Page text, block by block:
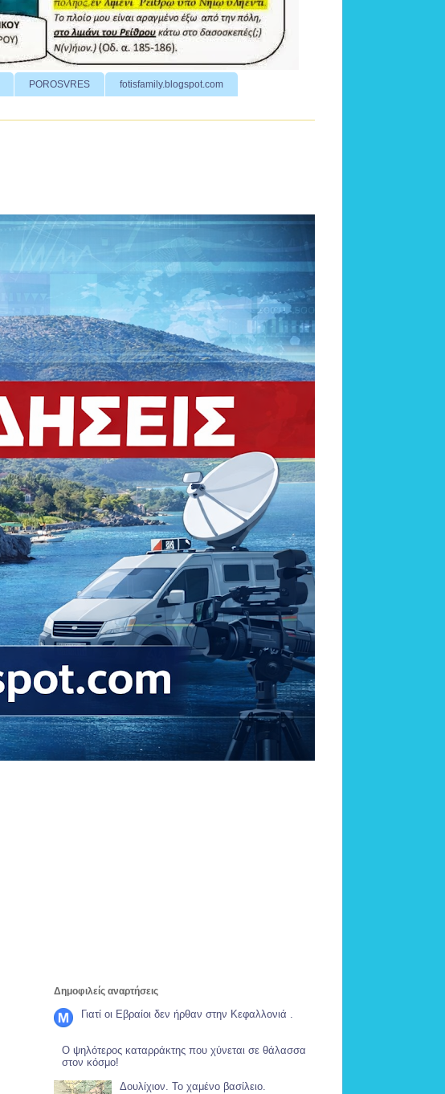
POROSVRES fotisfamily.blogspot.com
Δημοφιλείς αναρτήσεις
Γιατί οι Εβραίοι δεν ήρθαν στην Κεφαλλονιά .
Ο ψηλότερος καταρράκτης που χύνεται σε θάλασσα
στον κόσμο!
Δουλίχιον. Το χαμένο βασίλειο.